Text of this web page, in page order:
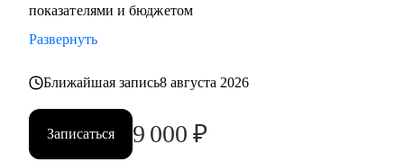
показателями и бюджетом
Развернуть
Ближайшая запись8 августа 2026
Записаться 9 000 ₽